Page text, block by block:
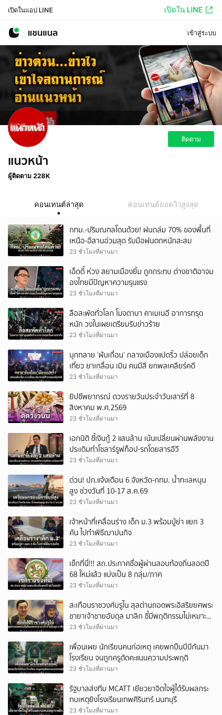
เปิดในแอป LINE เปิดใน LINE
แชนแนล เข้าสู่ระบบ
ติดตาม
แนวหน้า
ผู้ติดตาม 228K
คอนเทนต์ล่าสุด คอนเทนต์ยอดวิวสูงสุด
กทม.-ปริมณฑลโดนด้วย! ฝนถล่ม 70% ของพื้นที่
เหนือ-อีสานอ่วมสุด รับมือฝนตกหนักสะสม
23 ชั่วโมงที่ผ่านมา
เอ็ดดี้ ห่วง สยามเมืองยิ้ม ถูกกระทบ ต่างชาติอาจม
องไทยมีปัญหาความรุนแรง
23 ชั่วโมงที่ผ่านมา
ลือสะพัดทั่วโลก โมจตาบา คาเมเนอี อาการทรุด
หนัก วงในเผยเตรียมรับข่าวร้าย
23 ชั่วโมงที่ผ่านมา
บุกทลาย ‘ผับเถื่อน’ กลางเมืองแปดริ้ว ปล่อยเด็ก
เที่ยว ยาเกลื่อน เมิน คนมีสี ยกพลเคลียร์คดี
23 ชั่วโมงที่ผ่านมา
ยิปซีพยากรณ์ ดวงรายวันประจำวันเสาร์ที่ 8
สิงหาคม พ.ศ.2569
23 ชั่วโมงที่ผ่านมา
เอกนิติ ชี้เงินกู้ 2 แสนล้าน เน้นเปลี่ยนผ่านพลังงาน
ประเดิมทำโซลาร์รูฟท็อป-รถโดยสารอีวี
23 ชั่วโมงที่ผ่านมา
ด่วน! ปภ.แจ้งเตือน 6 จังหวัด-กทม. น้ำทะเลหนุน
สูง ช่วงวันที่ 10-17 ส.ค.69
23 ชั่วโมงที่ผ่านมา
เจ้าหน้าที่เคลื่อนร่าง เด็ก ม.3 พร้อมปู่ย่า แยก 3
คัน ไปทำพิธีฌาปนกิจ
23 ชั่วโมงที่ผ่านมา
เช็กที่นี่!!! สถ.ประกาศชื่อผู้ผ่านสอบท้องถิ่นลอตปี
68 ใหม่แล้ว แบ่งเป็น 8 กลุ่ม/ภาค
23 ชั่วโมงที่ผ่านมา
สะเทือนราชวงศ์บรูไน สุลต่านถอดพระอิสริยยศพระ
ชายาเจ้าชายอับดุล มาลิก ชี้มีพฤติกรรมไม่เหมาะ
สม
23 ชั่วโมงที่ผ่านมา
เพื่อนเผย นักเรียนคนก่อเหตุ เคยพกปืนบีบีกันมา
โรงเรียน จนถูกครูตัดคะแนนความประพฤติ
23 ชั่วโมงที่ผ่านมา
รัฐบาลส่งทีม MCATT เยียวยาจิตใจผู้ได้รับผลกระ
ทบเหตุยิงโรงเรียนเทพศิรินทร์ นนทบุรี
23 ชั่วโมงที่ผ่านมา